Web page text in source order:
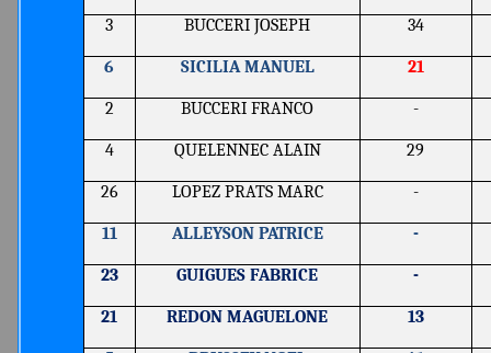
3 BUCCERI JOSEPH 34
6 SICILIA MANUEL 21
2 BUCCERI FRANCO -
4 QUELENNEC ALAIN 29
26 LOPEZ PRATS MARC -
11 ALLEYSON PATRICE -
23 GUIGUES FABRICE -
21 REDON MAGUELONE 13